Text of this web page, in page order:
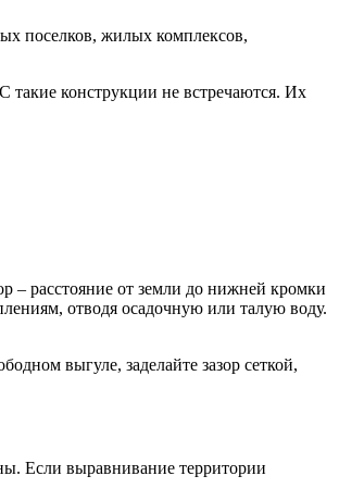
поселков, жилых комплексов,
конструкции не встречаются. Их
– расстояние от земли до нижней кромки
отводя осадочную или талую воду.
выгуле, заделайте зазор сеткой,
Если выравнивание территории